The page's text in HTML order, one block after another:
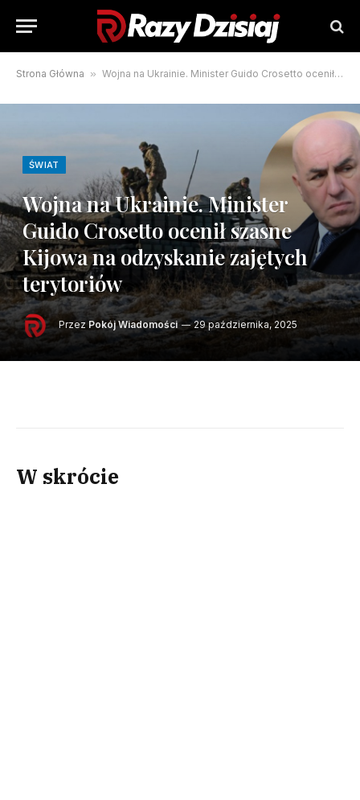
Strona Główna » Wojna na Ukrainie. Minister Guido Crosetto ocenił szasne Kijowa na odzyskanie zajętych terytoriów
ŚWIAT
Wojna na Ukrainie. Minister
Guido Crosetto ocenił szasne
Kijowa na odzyskanie zajętych
terytoriów
Przez Pokój Wiadomości 29 października, 2025
W skrócie